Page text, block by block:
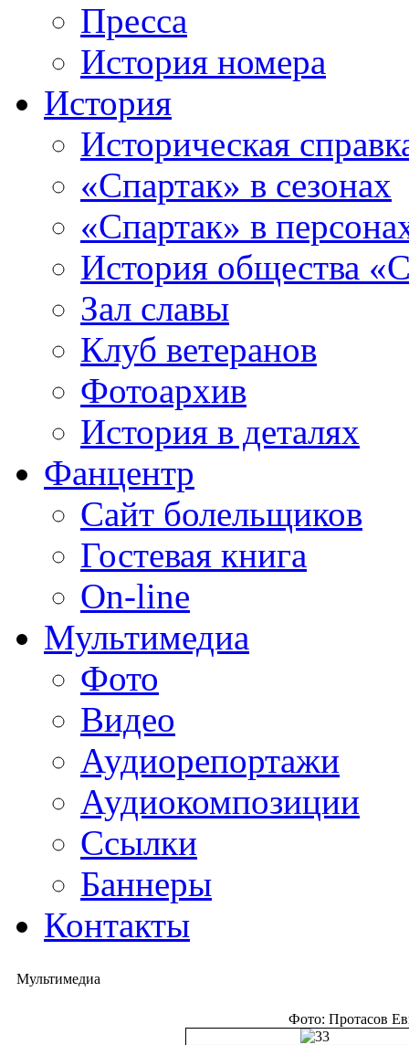
Пресса
История номера
История
Историческая
«Спартак» в сезонах
«Спартак» в
История общества
Зал славы
Клуб ветеранов
Фотоархив
История в деталях
Фанцентр
Сайт болельщиков
Гостевая книга
On-line
Мультимедиа
Фото
Видео
Аудиорепортажи
Аудиокомпозиции
Ссылки
Баннеры
Контакты
Мультимедиа
Фото: Протасов